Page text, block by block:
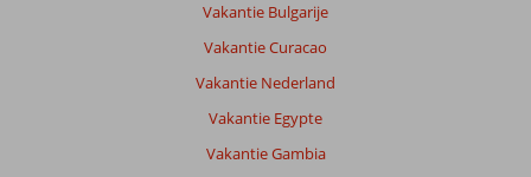
Vakantie Bulgarije
Vakantie Curacao
Vakantie Nederland
Vakantie Egypte
Vakantie Gambia